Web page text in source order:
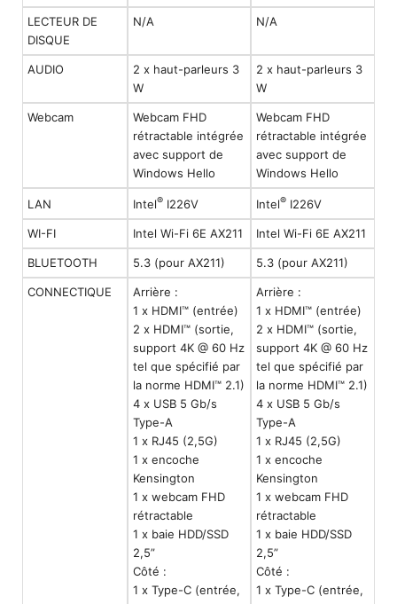
LECTEUR DE
DISQUE
N/A N/A
AUDIO
2 x haut-parleurs 3
W
2 x haut-parleurs 3
W
Webcam
Webcam FHD
rétractable intégrée
avec support de
Windows Hello
Webcam FHD
rétractable intégrée
avec support de
Windows Hello
LAN Intel® I226V Intel® I226V
WI-FI Intel Wi-Fi 6E AX211 Intel Wi-Fi 6E AX211
BLUETOOTH 5.3 (pour AX211) 5.3 (pour AX211)
CONNECTIQUE
Arrière :
1 x HDMI™ (entrée)
2 x HDMI™ (sortie,
support 4K @ 60 Hz
tel que spécifié par
la norme HDMI™ 2.1)
4 x USB 5 Gb/s
Type-A
1 x RJ45 (2,5G)
1 x encoche
Kensington
1 x webcam FHD
rétractable
1 x baie HDD/SSD
2,5”
Côté :
1 x Type-C (entrée,
Arrière :
1 x HDMI™ (entrée)
2 x HDMI™ (sortie,
support 4K @ 60 Hz
tel que spécifié par
la norme HDMI™ 2.1)
4 x USB 5 Gb/s
Type-A
1 x RJ45 (2,5G)
1 x encoche
Kensington
1 x webcam FHD
rétractable
1 x baie HDD/SSD
2,5”
Côté :
1 x Type-C (entrée,